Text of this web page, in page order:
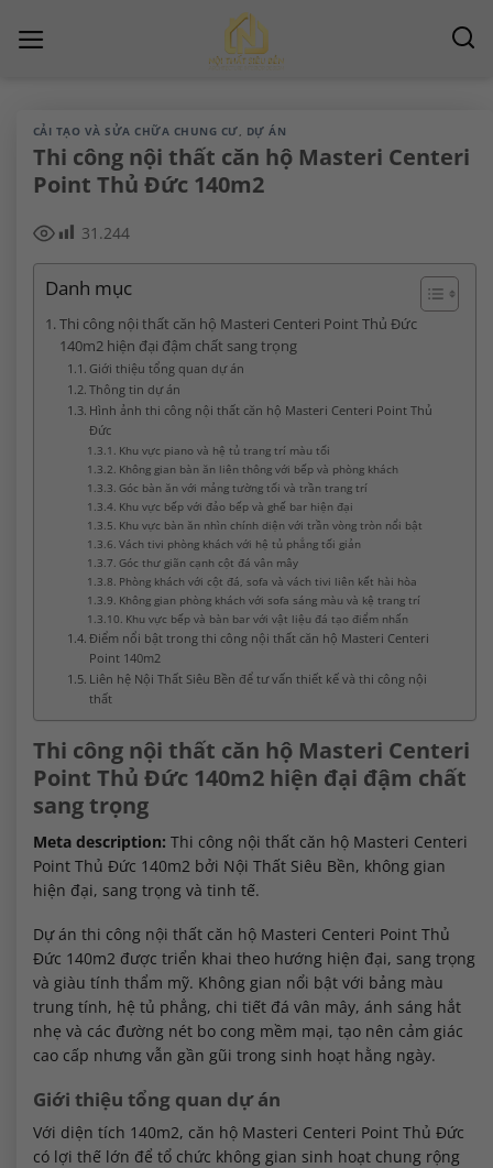
đến
CẢI TẠO VÀ SỬA CHỮA CHUNG CƯ, DỰ ÁN
Thi công nội thất căn hộ Masteri Centeri
Point Thủ Đức 140m2
31.244
Danh mục
Thi công nội thất căn hộ Masteri Centeri Point Thủ Đức
140m2 hiện đại đậm chất sang trọng
Giới thiệu tổng quan dự án
Thông tin dự án
Hình ảnh thi công nội thất căn hộ Masteri Centeri Point Thủ
Đức
Khu vực piano và hệ tủ trang trí màu tối
Không gian bàn ăn liên thông với bếp và phòng khách
Góc bàn ăn với mảng tường tối và trần trang trí
Khu vực bếp với đảo bếp và ghế bar hiện đại
Khu vực bàn ăn nhìn chính diện với trần vòng tròn nổi bật
Vách tivi phòng khách với hệ tủ phẳng tối giản
Góc thư giãn cạnh cột đá vân mây
Phòng khách với cột đá, sofa và vách tivi liên kết hài hòa
Không gian phòng khách với sofa sáng màu và kệ trang trí
Khu vực bếp và bàn bar với vật liệu đá tạo điểm nhấn
Điểm nổi bật trong thi công nội thất căn hộ Masteri Centeri
Point 140m2
Liên hệ Nội Thất Siêu Bền để tư vấn thiết kế và thi công nội
thất
Thi công nội thất căn hộ Masteri Centeri
Point Thủ Đức 140m2 hiện đại đậm chất
sang trọng
Meta description: Thi công nội thất căn hộ Masteri Centeri
Point Thủ Đức 140m2 bởi Nội Thất Siêu Bền, không gian
hiện đại, sang trọng và tinh tế.
Dự án thi công nội thất căn hộ Masteri Centeri Point Thủ
Đức 140m2 được triển khai theo hướng hiện đại, sang trọng
và giàu tính thẩm mỹ. Không gian nổi bật với bảng màu
trung tính, hệ tủ phẳng, chi tiết đá vân mây, ánh sáng hắt
nhẹ và các đường nét bo cong mềm mại, tạo nên cảm giác
cao cấp nhưng vẫn gần gũi trong sinh hoạt hằng ngày.
Giới thiệu tổng quan dự án
Với diện tích 140m2, căn hộ Masteri Centeri Point Thủ Đức
có lợi thế lớn để tổ chức không gian sinh hoạt chung rộng